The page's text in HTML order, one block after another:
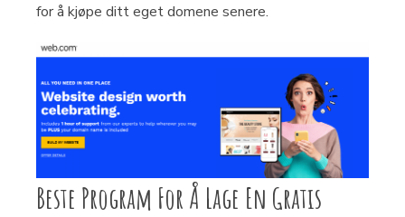
for å kjøpe ditt eget domene senere.
Beste Program For Å Lage En Gratis